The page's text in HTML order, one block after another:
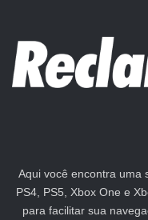
Aqui você encontra uma
PS4, PS5, Xbox One e
para facilitar sua